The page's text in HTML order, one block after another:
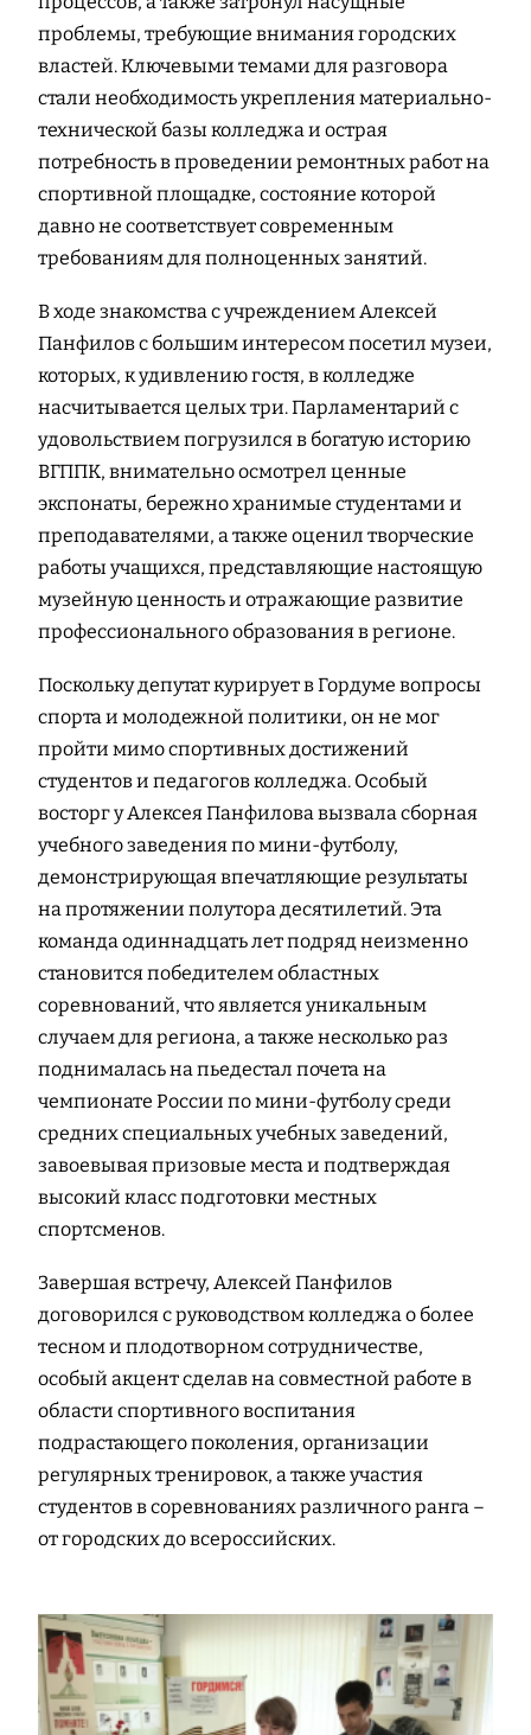
проблемы, требующие внимания городских
властей. Ключевыми темами для разговора
стали необходимость укрепления материально-
технической базы колледжа и острая
потребность в проведении ремонтных работ на
спортивной площадке, состояние которой
давно не соответствует современным
требованиям для полноценных занятий.
В ходе знакомства с учреждением Алексей
Панфилов с большим интересом посетил музеи,
которых, к удивлению гостя, в колледже
насчитывается целых три. Парламентарий с
удовольствием погрузился в богатую историю
ВГППК, внимательно осмотрел ценные
экспонаты, бережно хранимые студентами и
преподавателями, а также оценил творческие
работы учащихся, представляющие настоящую
музейную ценность и отражающие развитие
профессионального образования в регионе.
Поскольку депутат курирует в Гордуме вопросы
спорта и молодежной политики, он не мог
пройти мимо спортивных достижений
студентов и педагогов колледжа. Особый
восторг у Алексея Панфилова вызвала сборная
учебного заведения по мини-футболу,
демонстрирующая впечатляющие результаты
на протяжении полутора десятилетий. Эта
команда одиннадцать лет подряд неизменно
становится победителем областных
соревнований, что является уникальным
случаем для региона, а также несколько раз
поднималась на пьедестал почета на
чемпионате России по мини-футболу среди
средних специальных учебных заведений,
завоевывая призовые места и подтверждая
высокий класс подготовки местных
спортсменов.
Завершая встречу, Алексей Панфилов
договорился с руководством колледжа о более
тесном и плодотворном сотрудничестве,
особый акцент сделав на совместной работе в
области спортивного воспитания
подрастающего поколения, организации
регулярных тренировок, а также участия
студентов в соревнованиях различного ранга –
от городских до всероссийских.